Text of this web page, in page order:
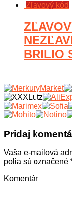
Zľavový kód
BRILIO
Pridaj
Vaša e-mailová
polia sú označené
Komentár